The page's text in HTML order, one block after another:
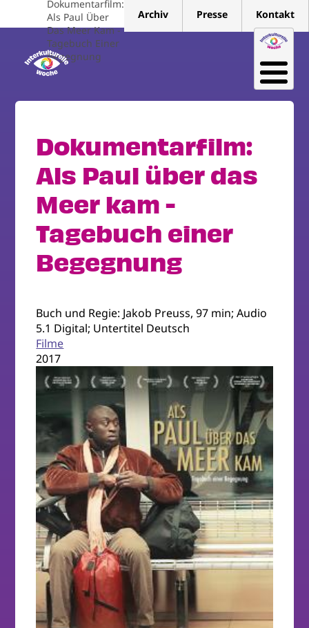
Dokumentarfilm:
Als Paul Über
Das Meer Kam -
Tagebuch Einer
Begegnung
Archiv Presse Kontakt
Dokumentarfilm:
Als Paul über das
Meer kam -
Tagebuch einer
Begegnung
Buch und Regie: Jakob Preuss, 97 min; Audio
5.1 Digital; Untertitel Deutsch
Filme
2017